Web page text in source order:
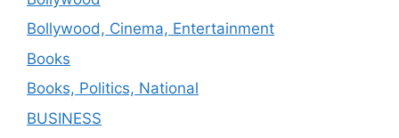
Bollywood, Cinema, Entertainment
Books
Books, Politics, National
BUSINESS